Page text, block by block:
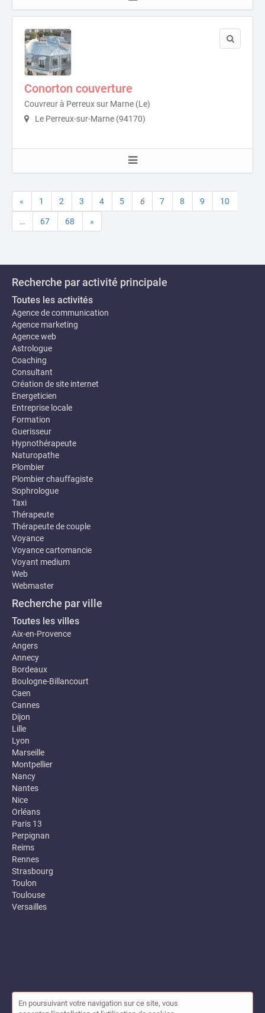
Conorton couverture
Couvreur à Perreux sur Marne (Le)
Le Perreux-sur-Marne (94170)
« 1 2 3 4 5 6 7 8 9 10
… 67 68 »
Recherche par activité principale
Toutes les activités
Agence de communication
Agence marketing
Agence web
Astrologue
Coaching
Consultant
Création de site internet
Energeticien
Entreprise locale
Formation
Guerisseur
Hypnothérapeute
Naturopathe
Plombier
Plombier chauffagiste
Sophrologue
Taxi
Thérapeute
Thérapeute de couple
Voyance
Voyance cartomancie
Voyant medium
Web
Webmaster
Recherche par ville
Toutes les villes
Aix-en-Provence
Angers
Annecy
Bordeaux
Boulogne-Billancourt
Caen
Cannes
Dijon
Lille
Lyon
Marseille
Montpellier
Nancy
Nantes
Nice
Orléans
Paris 13
Perpignan
Reims
Rennes
Strasbourg
Toulon
Toulouse
Versailles
© Annuaire des entreprises locales (Garance) 2026 |
En poursuivant votre navigation sur ce site, vous